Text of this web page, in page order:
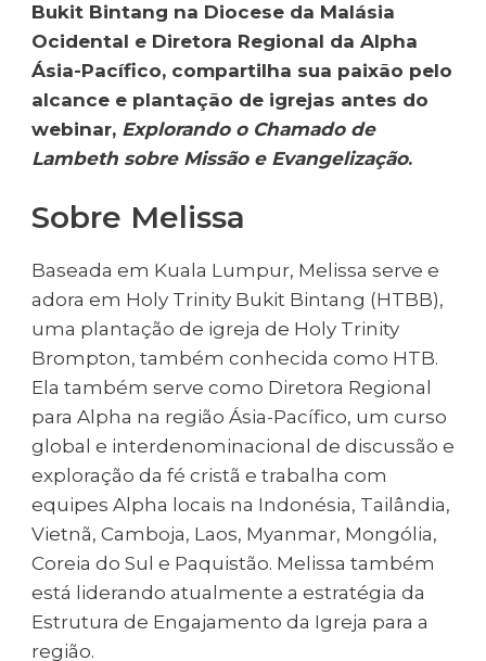
Bukit Bintang na Diocese da Malásia
Ocidental e Diretora Regional da Alpha
Ásia-Pacífico, compartilha sua paixão pelo
alcance e plantação de igrejas antes do
webinar, Explorando o Chamado de
Lambeth sobre Missão e Evangelização.
Sobre Melissa
Baseada em Kuala Lumpur, Melissa serve e
adora em Holy Trinity Bukit Bintang (HTBB),
uma plantação de igreja de Holy Trinity
Brompton, também conhecida como HTB.
Ela também serve como Diretora Regional
para Alpha na região Ásia-Pacífico, um curso
global e interdenominacional de discussão e
exploração da fé cristã e trabalha com
equipes Alpha locais na Indonésia, Tailândia,
Vietnã, Camboja, Laos, Myanmar, Mongólia,
Coreia do Sul e Paquistão. Melissa também
está liderando atualmente a estratégia da
Estrutura de Engajamento da Igreja para a
região.